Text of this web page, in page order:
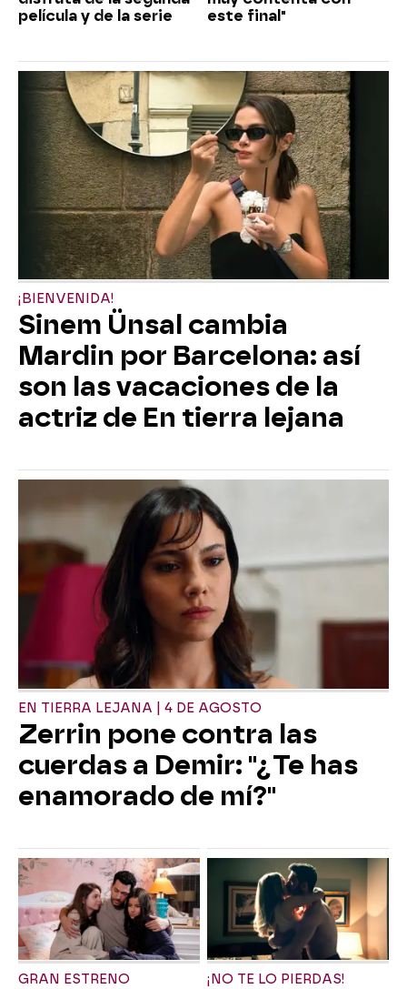
película y de la serie
este final"
¡BIENVENIDA!
Sinem Ünsal cambia
Mardin por Barcelona: así
son las vacaciones de la
actriz de En tierra lejana
EN TIERRA LEJANA | 4 DE AGOSTO
Zerrin pone contra las
cuerdas a Demir: "¿Te has
enamorado de mí?"
GRAN ESTRENO ¡NO TE LO PIERDAS!